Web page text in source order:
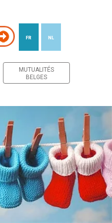
FR NL
MUTUALITÉS
BELGES